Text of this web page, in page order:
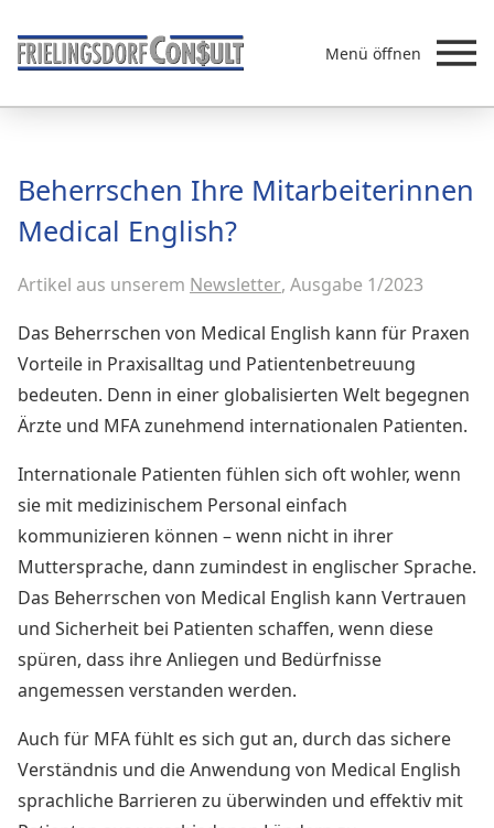
Menü öffnen
Beratung
Akademie
MVZ/Ärztenetze
Über uns
Newsletter & Presse
Beherrschen Ihre Mitarbeiterinnen
Medical English?
Artikel aus unserem Newsletter, Ausgabe 1/2023
Das Beherrschen von Medical English kann für Praxen
Vorteile in Praxisalltag und Patientenbetreuung
bedeuten. Denn in einer globalisierten Welt begegnen
Ärzte und MFA zunehmend internationalen Patienten.
Internationale Patienten fühlen sich oft wohler, wenn
sie mit medizinischem Personal einfach
kommunizieren können – wenn nicht in ihrer
Muttersprache, dann zumindest in englischer Sprache.
Das Beherrschen von Medical English kann Vertrauen
und Sicherheit bei Patienten schaffen, wenn diese
spüren, dass ihre Anliegen und Bedürfnisse
angemessen verstanden werden.
Auch für MFA fühlt es sich gut an, durch das sichere
Verständnis und die Anwendung von Medical English
sprachliche Barrieren zu überwinden und effektiv mit